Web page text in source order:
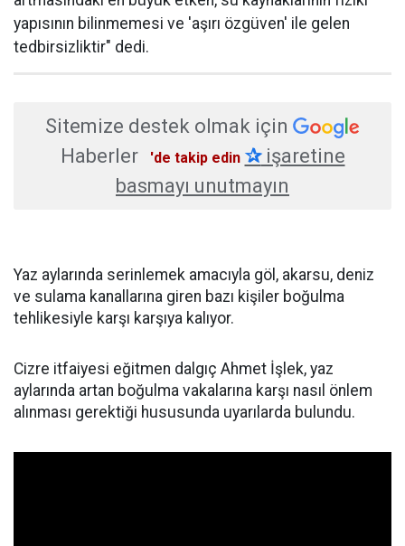
yapısının bilinmemesi ve 'aşırı özgüven' ile gelen
tedbirsizliktir" dedi.
Sitemize destek olmak için
Haberler
'de takip edin ✰işaretine
basmayı unutmayın
Yaz aylarında serinlemek amacıyla göl, akarsu, deniz
ve sulama kanallarına giren bazı kişiler boğulma
tehlikesiyle karşı karşıya kalıyor.
Cizre itfaiyesi eğitmen dalgıç Ahmet İşlek, yaz
aylarında artan boğulma vakalarına karşı nasıl önlem
alınması gerektiği hususunda uyarılarda bulundu.